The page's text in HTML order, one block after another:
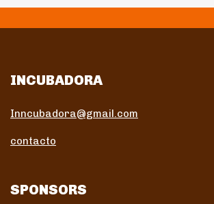
INCUBADORA
Inncubadora@gmail.com
contacto
SPONSORS